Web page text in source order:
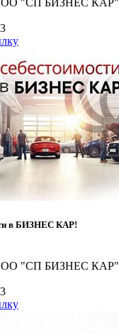
ООО "СП БИЗНЕС КАР"
в БИЗНЕС КАР!
ООО "СП БИЗНЕС КАР"